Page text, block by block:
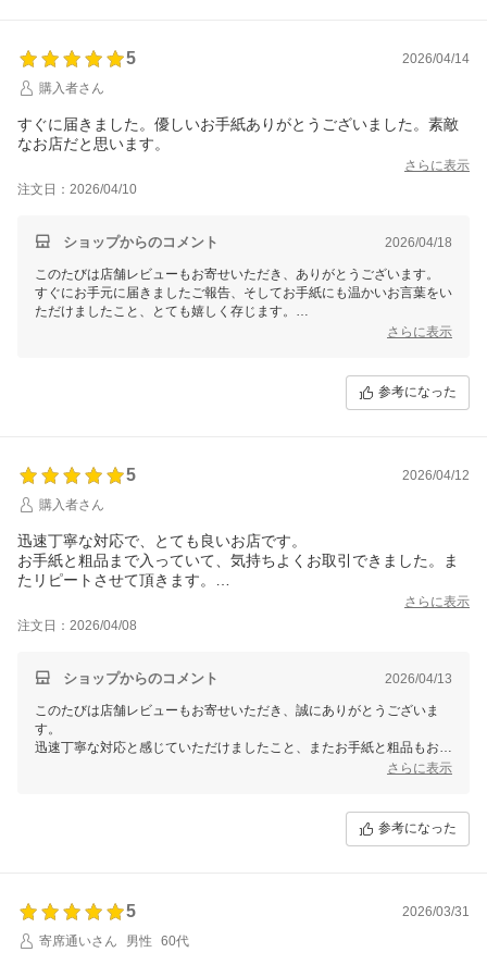
【そ】お蕎麦研究会・そばけん満足店
ありがとう課
結花より
5
2026/04/14
購入者さん
すぐに届きました。優しいお手紙ありがとうございました。素敵
なお店だと思います。
さらに表示
注文日：2026/04/10
ショップからのコメント 2026/04/18
このたびは店舗レビューもお寄せいただき、ありがとうございます。
すぐにお手元に届きましたご報告、そしてお手紙にも温かいお言葉をい
ただけましたこと、とても嬉しく存じます。
素敵なお店と感じていただけましたこと、私どもの何よりの励みでござ
【そ】お蕎麦研究会・そばけん満足店
ありがとう課
さらに表示
参考になった
5
2026/04/12
購入者さん
迅速丁寧な対応で、とても良いお店です。
お手紙と粗品まで入っていて、気持ちよくお取引できました。ま
たリピートさせて頂きます。
さらに表示
注文日：2026/04/08
ショップからのコメント 2026/04/13
このたびは店舗レビューもお寄せいただき、誠にありがとうございま
す。
迅速丁寧な対応と感じていただけましたこと、またお手紙と粗品もお喜
そのようにお受け取りいただけましたこと、スタッフ一同の何よりの喜
またのご利用を心よりお待ちしております。
ありがとうございます。
さらに表示
参考になった
5
2026/03/31
寄席通いさん
男性 60代